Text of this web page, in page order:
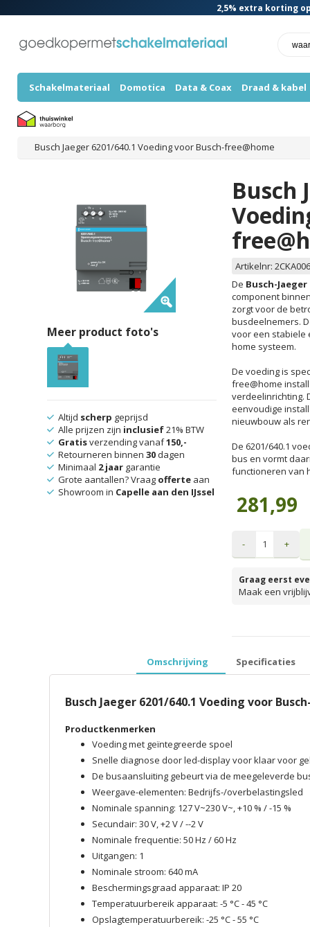
2,5% extra korting
Schakelmateriaal Domotica Data & Coax Draad & kabel
Busch Jaeger 6201/640.1 Voeding voor Busch-free@home
Busch
Artikelnr:
De Busch-Jaeger
component
zorgt voor de
busdeelnemers.
voor een stabiele
home systeem.
De voeding is
free@home
verdeelinrichting.
eenvoudige
nieuwbouw als
De 6201/640.1
bus en vormt
functioneren van
281,99
- +
Graag eerst
Maak een
Meer product foto's
Altijd scherp geprijsd
Alle prijzen zijn inclusief21% BTW
Gratisverzending vanaf150,-
Retourneren binnen 30dagen
Minimaal 2 jaargarantie
Grote aantallen? Vraag offerteaan
Showroom in Capelle aan den IJssel
Omschrijving Specificaties
Busch Jaeger 6201/640.1 Voeding voor
Productkenmerken
Voeding met geïntegreerde spoel
Snelle diagnose door led-display voor klaar voor
De busaansluiting gebeurt via de meegeleverde
Weergave-elementen: Bedrijfs-/overbelastingsled
Nominale spanning: 127 V~230 V~, +10 % / -15 %
Secundair: 30 V, +2 V / --2 V
Nominale frequentie: 50 Hz / 60 Hz
Uitgangen: 1
Nominale stroom: 640 mA
Beschermingsgraad apparaat: IP 20
Temperatuurbereik apparaat: -5 °C - 45 °C
Opslagtemperatuurbereik: -25 °C - 55 °C